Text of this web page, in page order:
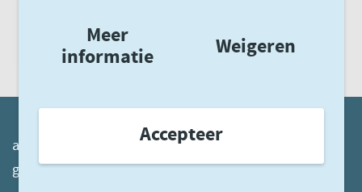
Meer
informatie
Weigeren
Accepteer
akwaggz.nl
ggzstandaarden.nl
ggznetwerken.nl